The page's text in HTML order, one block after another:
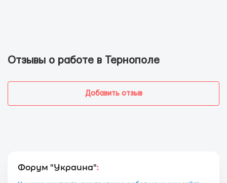
Отзывы о работе в Тернополе
Добавить отзыв
Форум "Украина":